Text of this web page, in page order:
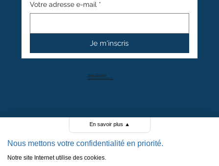
POLITIQUE DE CONFIDENTIALITÉ
+41 27 766 40 40
info@anthamatten.ch
Votre adresse e-mail *
Je m'inscris
4.4
+ de 100 avis clients
En savoir plus ▲
Nous mettons votre confidentialité en priorité.
Notre site Internet utilise des cookies.